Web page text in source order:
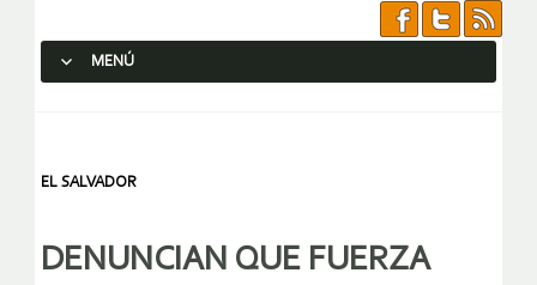
MENÚ
EL SALVADOR
DENUNCIAN QUE FUERZA